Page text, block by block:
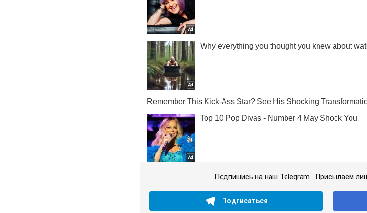
Подпишись на наш Telegram . Присылаем
Подписаться